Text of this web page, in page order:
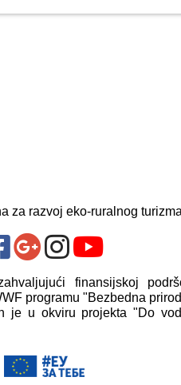
za razvoj eko-ruralnog turizma
finansijskoj
programu "Bezbedna
je u okviru projekta "Do